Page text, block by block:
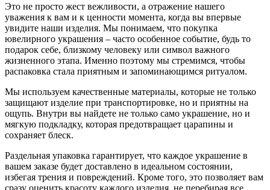
Это не просто жест вежливости, а отражение нашего
уважения к вам и к ценности момента, когда вы впервые
увидите наши изделия. Мы понимаем, что покупка
ювелирного украшения – часто особенное событие, будь то
подарок себе, близкому человеку или символ важного
жизненного этапа. Именно поэтому мы стремимся, чтобы
распаковка стала приятным и запоминающимся ритуалом.
Мы используем качественные материалы, которые не только
защищают изделие при транспортировке, но и приятны на
ощупь. Внутри вы найдете не только само украшение, но и
мягкую подкладку, которая предотвращает царапины и
сохраняет блеск.
Раздельная упаковка гарантирует, что каждое украшение в
вашем заказе будет доставлено в идеальном состоянии,
избегая трения и повреждений. Кроме того, это позволяет вам
сразу оценить красоту каждого изделия, не перебирая все